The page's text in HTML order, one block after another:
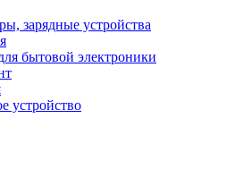
зарядные устройства
бытовой электроники
устройство